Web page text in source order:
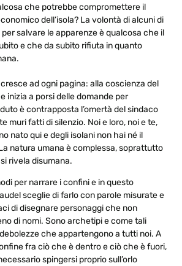
che potrebbe compromettere il
dell’isola? La volontà di alcuni di
salvare le apparenze è qualcosa che il
e che da subito rifiuta in quanto
ad ogni pagina: alla coscienza del
inizia a porsi delle domande per
è contrapposta l’omertà del sindaco
muri fatti di silenzio. Noi e loro, noi e te,
nato qui e degli isolani non hai né il
natura umana è complessa, soprattutto
rivela disumana.
per narrare i confini e in questo
sceglie di farlo con parole misurate e
di disegnare personaggi che non
di nomi. Sono archetipi e come tali
che appartengono a tutti noi. A
fra ciò che è dentro e ciò che è fuori,
spingersi proprio sull’orlo